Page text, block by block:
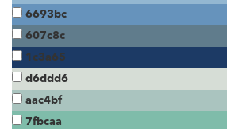
6693bc
607c8c
1c3a65
d6ddd6
aac4bf
7fbcaa